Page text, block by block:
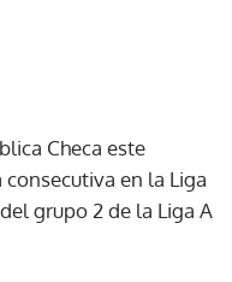
Checa este
en la Liga
grupo 2 de la Liga A